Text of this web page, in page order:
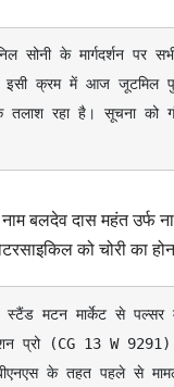
इसी क्रम में आज जूटमिल
रहा है। सूचना को
बलदेव दास महंत उर्फ
को चोरी का
प्रो (CG 13 W 9291)
के तहत पहले से